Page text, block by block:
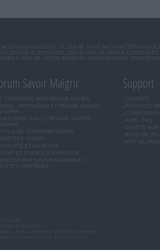
INDIVIDUELLES. ELLES NE SONT NI
ALIMENTAIRE, DES PLANS DE REPAS
L'AVIS DE VOTRE MÉDECIN TRAITANT AVANT
Savoir Maigrir
COMMENCE MON RÉGIME COHEN
MOTIVATION ET RÉGIME SAVOIR
SUR LE RÉGIME SAVOIR
DE COACHING COHEN
COHEN
ET ALIMENTS
ET EXERCICE PHYSIQUE
SAVOIR MAIGRIR ET
ANNONCES
Support
CONTACT
RAPPELEZ-
CONDITIONS
AIDE - FAQ
CHARTE
BLOG DE
MOT DE